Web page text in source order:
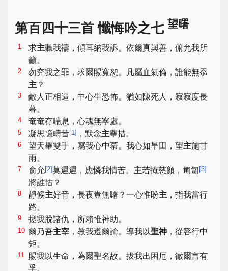
第百四十三首 懺悔吟之七 望曙
1 求主聽我禱，傾耳納我訴。依爾真與善，俯允我所
籲。
2
勿究我之罪，求爾賜寬恕。凡屬血氣倫，誰能無忝
主 ？
3
敵人正相逼，中心生恐怖。猶如陳死人，寂寂度長
暮。
4 奄奄存喘息，心魂無寧處。
5 凝思憶疇昔[1] ，默念主舉措。
6 望天舉雙手，寫我心中慕。我心如旱田，望主施甘
雨。
7 俞允[2]莫遲遲，應憐我情苦。主若掩慈顏，匍匐 [3]
將誰怙？
8 靜候主好音，長夜豈無曙？一心惟盼主 ，指我當行
路。
9 拯我脫諸仇，所賴惟神助。
10 爾乃吾主宰 ，教我遵爾諭。導我以聖神 ，從容行中
矩。
11 賜我以生命，為爾聖名故。拔我出困厄，徵爾言有
孚。